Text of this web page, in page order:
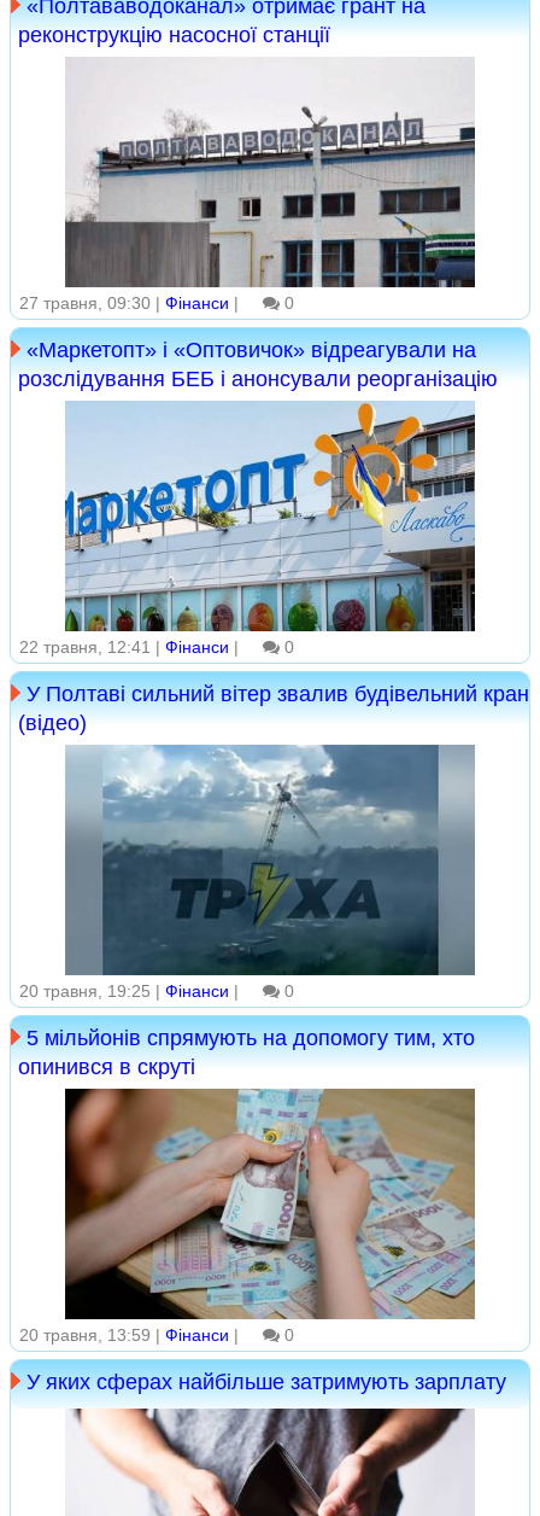
«Полтававодоканал» отримає грант на
реконструкцію насосної станції
27 травня, 09:30 | Фінанси | 0
«Маркетопт» і «Оптовичок» відреагували на
розслідування БЕБ і анонсували реорганізацію
22 травня, 12:41 | Фінанси | 0
У Полтаві сильний вітер звалив будівельний кран
(відео)
20 травня, 19:25 | Фінанси | 0
5 мільйонів спрямують на допомогу тим, хто
опинився в скруті
20 травня, 13:59 | Фінанси | 0
У яких сферах найбільше затримують зарплату